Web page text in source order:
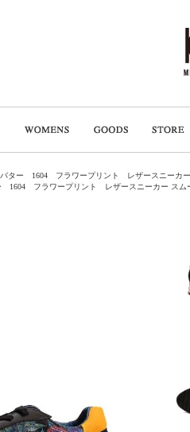
バター 1604 フラワープリント レザースニーカ
1604 フラワープリント レザースニーカー スム